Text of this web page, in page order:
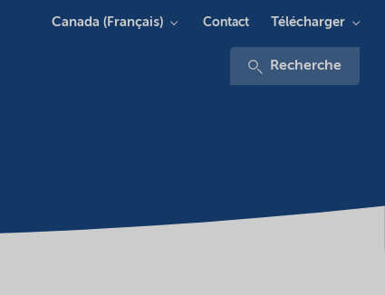
Recherche
Canada (Français) Contact Télécharger